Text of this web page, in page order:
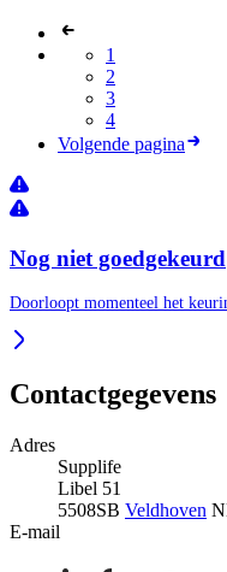
1
2
3
4
Volgende pagina
Nog niet goedgekeurd
Doorloopt momenteel het
Contactgegevens
Adres
Supplife
Libel 51
5508SB Veldhoven
E-mail